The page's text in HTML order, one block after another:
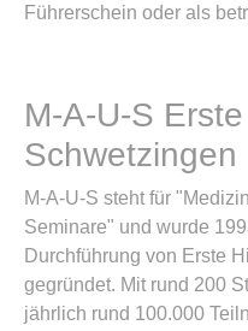
Führerschein oder als
M-A-U-S
Schwetzingen
M-A-U-S steht für
Seminare" und wurde
Durchführung von Erste
gegründet. Mit rund 200
jährlich rund 100.000